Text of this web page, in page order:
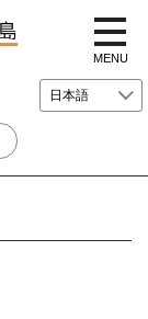
t
o
g
g
e
i
i
MENU